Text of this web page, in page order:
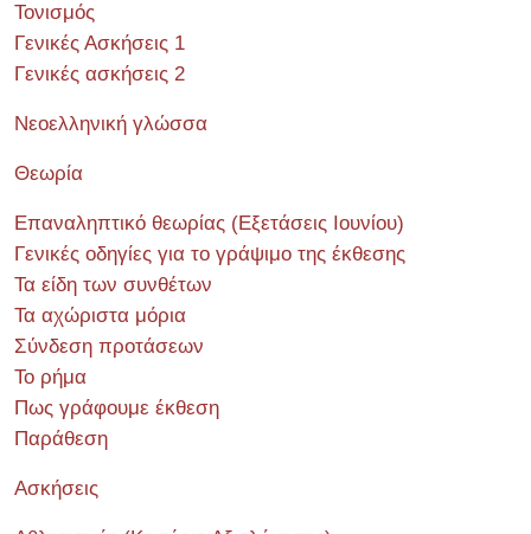
Τονισμός
Γενικές Ασκήσεις 1
Γενικές ασκήσεις 2
Νεοελληνική γλώσσα
Θεωρία
Επαναληπτικό θεωρίας (Εξετάσεις Ιουνίου)
Γενικές οδηγίες για το γράψιμο της έκθεσης
Τα είδη των συνθέτων
Τα αχώριστα μόρια
Σύνδεση προτάσεων
Το ρήμα
Πως γράφουμε έκθεση
Παράθεση
Ασκήσεις